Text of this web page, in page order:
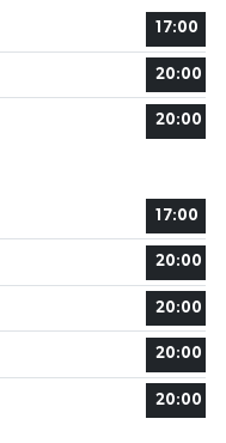
17:00
20:00
20:00
17:00
20:00
20:00
20:00
20:00